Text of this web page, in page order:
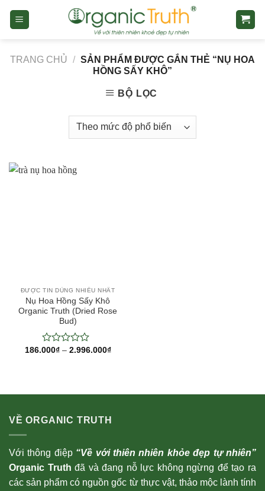
TRANG CHỦ / SẢN PHẨM ĐƯỢC GẮN THẺ “NỤ HOA
HỒNG SẤY KHÔ”
BỘ LỌC
ĐƯỢC TIN DÙNG NHIỀU NHẤT
Nụ Hoa Hồng Sấy Khô
Organic Truth (Dried Rose
Bud)
0
186.000₫– 2.996.000₫
VỀ ORGANIC TRUTH
Với thông điệp “Về với thiên nhiên khỏe đẹp tự nhiên”
Organic Truth đã và đang nỗ lực không ngừng để tạo ra
các sản phẩm có nguồn gốc từ thực vật, thảo mộc lành tính